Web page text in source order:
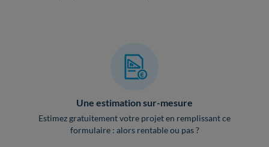
Une estimation sur-mesure
Estimez gratuitement votre projet en remplissant ce
formulaire : alors rentable ou pas ?